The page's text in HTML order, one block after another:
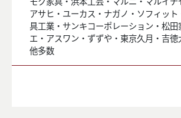
アサヒ・ユーカス・ナガノ・ソフィッ
具工業・サンキコーポレーション・松田
エ・アスワン・ずずや・東京久月・吉
他多数